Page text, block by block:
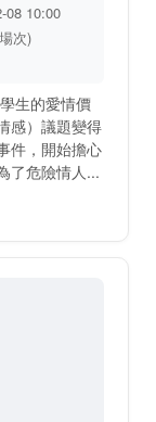
08 10:00
次)
生的愛情價
感）議題變得
件，開始擔心
了危險情人...